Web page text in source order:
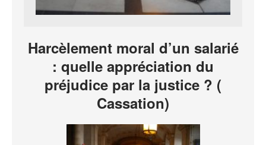
Harcèlement moral d’un salarié
: quelle appréciation du
préjudice par la justice ? (
Cassation)